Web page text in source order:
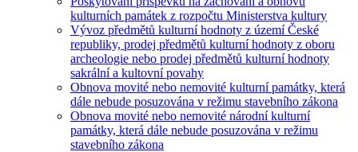
kulturních památek z rozpočtu Ministerstva kultury
Vývoz předmětů kulturní hodnoty z území České
republiky, prodej předmětů kulturní hodnoty z oboru
archeologie nebo prodej předmětů kulturní hodnoty
sakrální a kultovní povahy
Obnova movité nebo nemovité kulturní památky, která
dále nebude posuzována v režimu stavebního zákona
Obnova movité nebo nemovité národní kulturní
památky, která dále nebude posuzována v režimu
stavebního zákona